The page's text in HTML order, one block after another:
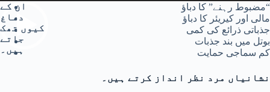
ان کے
دماغ
کیوں تھک
جاتے
ہیں۔
“مضبوط رہنے” کا دباؤ
مالی اور کیریئر کا دباؤ
جذباتی ذرائع کی کمی
بوتل میں بند جذبات
کم سماجی حمایت
نشانیاں مرد نظر انداز کرتے ہیں۔